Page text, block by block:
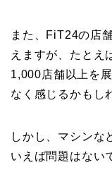
また、FiT24の店
えますが、たとえ
1,000店舗以上を
なく感じるかもし
しかし、マシンな
いえば問題はない